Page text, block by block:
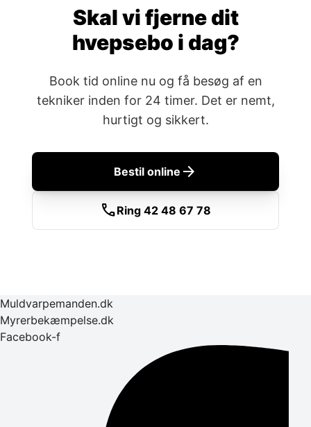
Skal vi fjerne dit
hvepsebo i dag?
Book tid online nu og få besøg af en
tekniker inden for 24 timer. Det er nemt,
hurtigt og sikkert.
Bestil online arrow_forward
callRing 42 48 67 78
Muldvarpemanden.dk
Myrerbekæmpelse.dk
Facebook-f